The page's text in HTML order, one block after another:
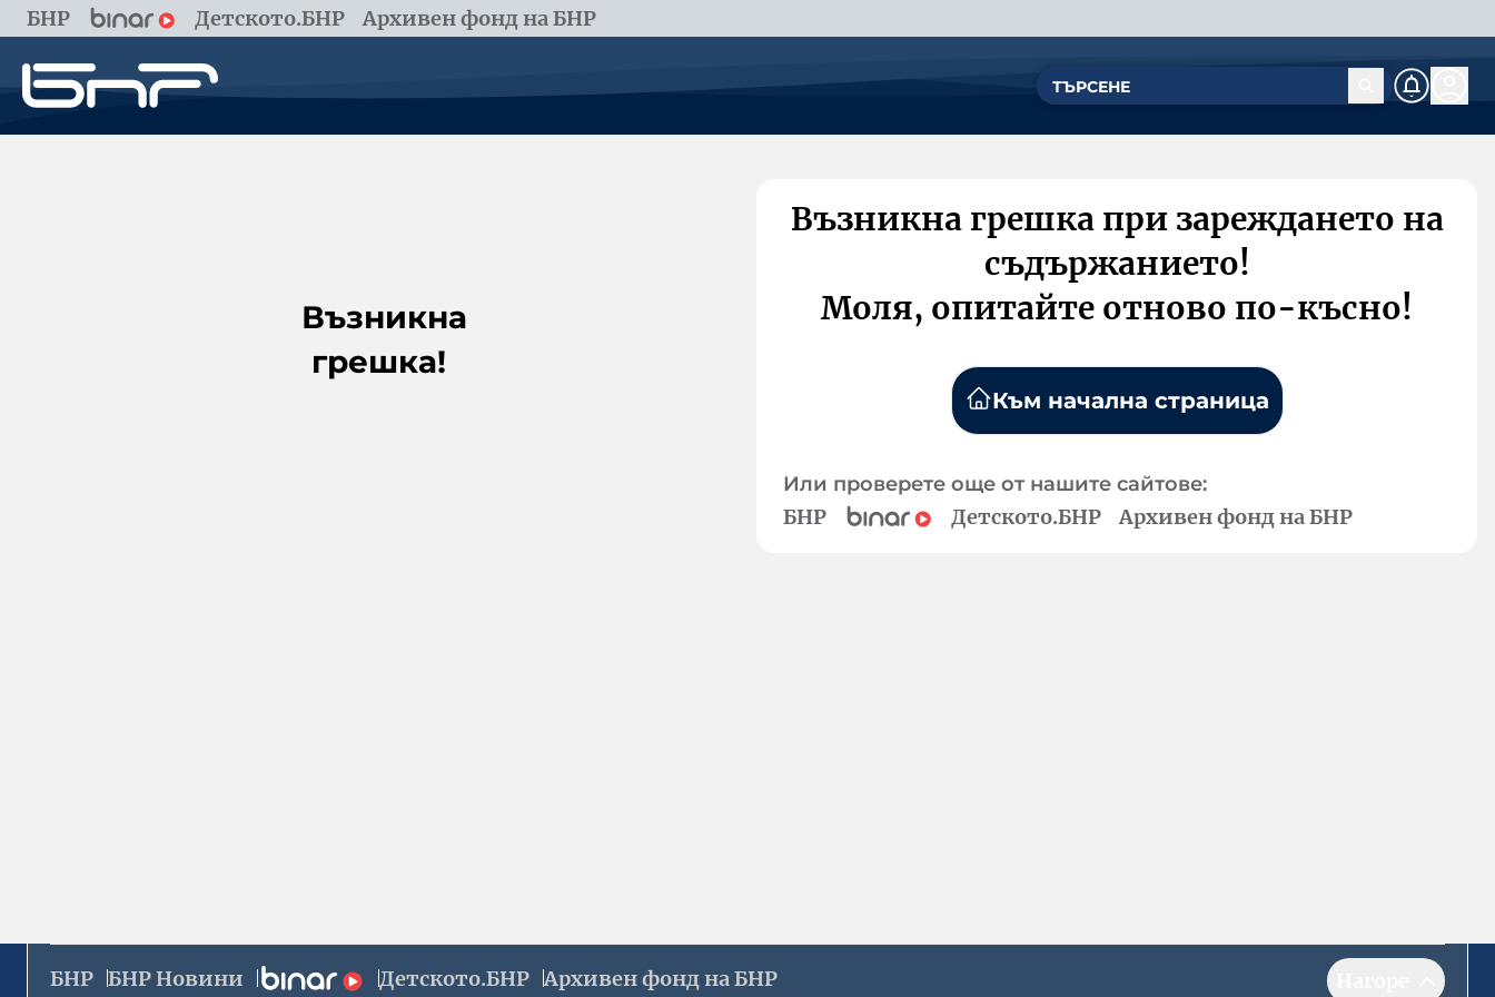
БНР Детското.БНР Архивен фонд на БНР
Възникна
грешка!
Възникна грешка при зареждането на
съдържанието!
Моля, опитайте отново по-късно!
Към начална страница
Или проверете още от нашите сайтове:
БНР Детското.БНР Архивен фонд на БНР
БНР БНР Новини Детското.БНР Архивен фонд на БНР